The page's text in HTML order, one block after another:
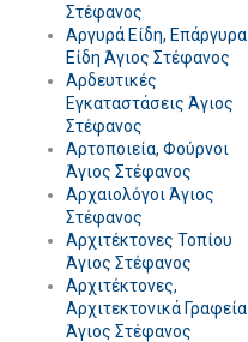
Στέφανος
Αργυρά Είδη, Επάργυρα
Είδη Άγιος Στέφανος
Αρδευτικές
Εγκαταστάσεις Άγιος
Στέφανος
Αρτοποιεία, Φούρνοι
Άγιος Στέφανος
Αρχαιολόγοι Άγιος
Στέφανος
Αρχιτέκτονες Τοπίου
Άγιος Στέφανος
Αρχιτέκτονες,
Αρχιτεκτονικά Γραφεία
Άγιος Στέφανος